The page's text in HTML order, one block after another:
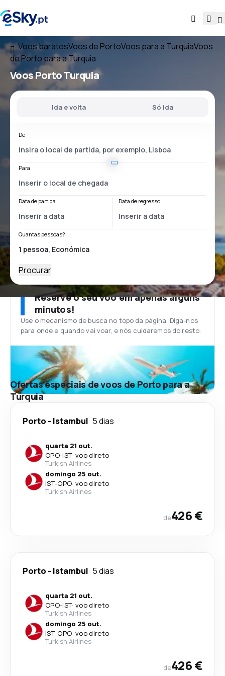
Voos baratosVoos de PortoVoos para a TurquiaVoos
de Porto para a Turquia
VoosPorto Turquia
Ida e volta Só ida
De
Para
Data de partida Data de regresso
Quantas pessoas?
Procurar
Reserve o seu voo em apenas alguns
minutos!
Use o mecanismo de busca no topo da página. Diga-nos
para onde e quando vai voar, e nós cuidaremos do resto.
Ofertas especiais de voos de Porto para a
Turquia
Porto - Istambul 5 dias
quarta 21 out.
OPO-IST· voo direto
Turkish Airlines
domingo 25 out.
IST-OPO· voo direto
Turkish Airlines
de426 €
Porto - Istambul 5 dias
quarta 21 out.
OPO-IST· voo direto
Turkish Airlines
domingo 25 out.
IST-OPO· voo direto
Turkish Airlines
de426 €